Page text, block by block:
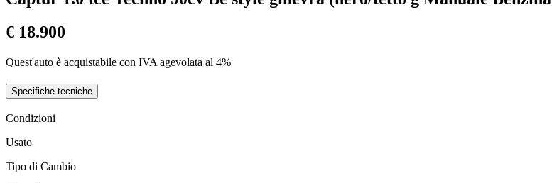
€ 18.900
Quest'auto è acquistabile con IVA agevolata al 4%
Specifiche tecniche
Condizioni
Usato
Tipo di Cambio